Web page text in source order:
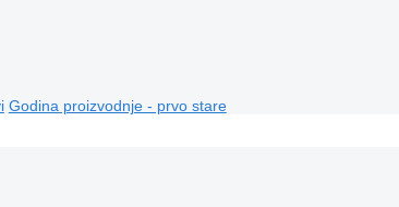
Godina proizvodnje - prvo stare